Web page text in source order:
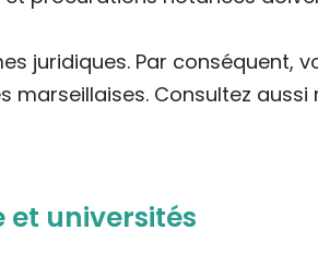
juridiques. Par conséquent,
Consultez
et universités